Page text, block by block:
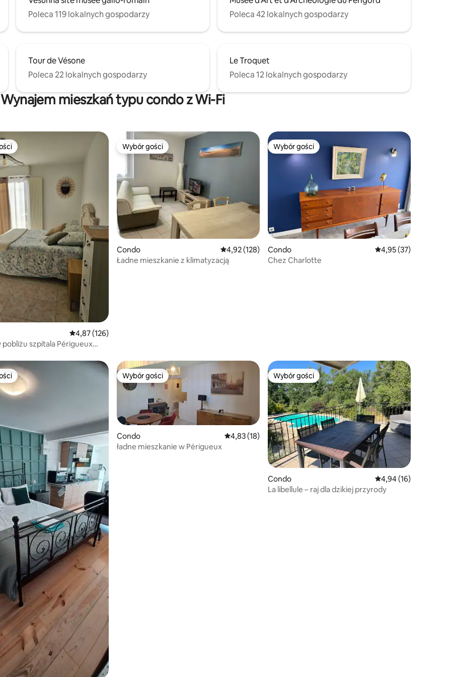
Poleca 119 lokalnych gospodarzy
Poleca 42 lokalnych gospodarzy
Tour de Vésone
Poleca 22 lokalnych gospodarzy
Le Troquet
Poleca 12 lokalnych gospodarzy
Wynajem mieszkań typu condo z Wi-Fi
liczba recenzji: 34
Średnia ocena: 4,87 na 5, liczba recenzji: 126
4,87 (126)
pobliżu szpitala Périgueux
Wybór gości
Wybór gości
Condo Średnia ocena: 4,92 na 5, liczba recenzji: 128
4,92 (128)
Ładne mieszkanie z klimatyzacją
Wybór gości
Wybór gości
Condo Średnia ocena: 4,95
4,95 (37)
Chez Charlotte
liczba recenzji: 26
Wybór gości
Wybór gości
Condo Średnia ocena: 4,83 na 5, liczba recenzji: 18
4,83 (18)
ładne mieszkanie w Périgueux
Wybór gości
Wybór gości
Condo Średnia ocena: 4,94
4,94 (16)
La libellule – raj dla dzikiej przyrody